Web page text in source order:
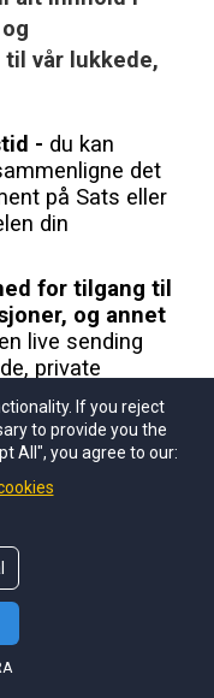
vår lukkede,
- du kan
det
på Sats eller
din
for tilgang til
og annet
live sending
private
så trekkes du på
frem til du
avtale på kr
måneder gratis
på denne).
If you reject
to provide you the
All", you agree to our: